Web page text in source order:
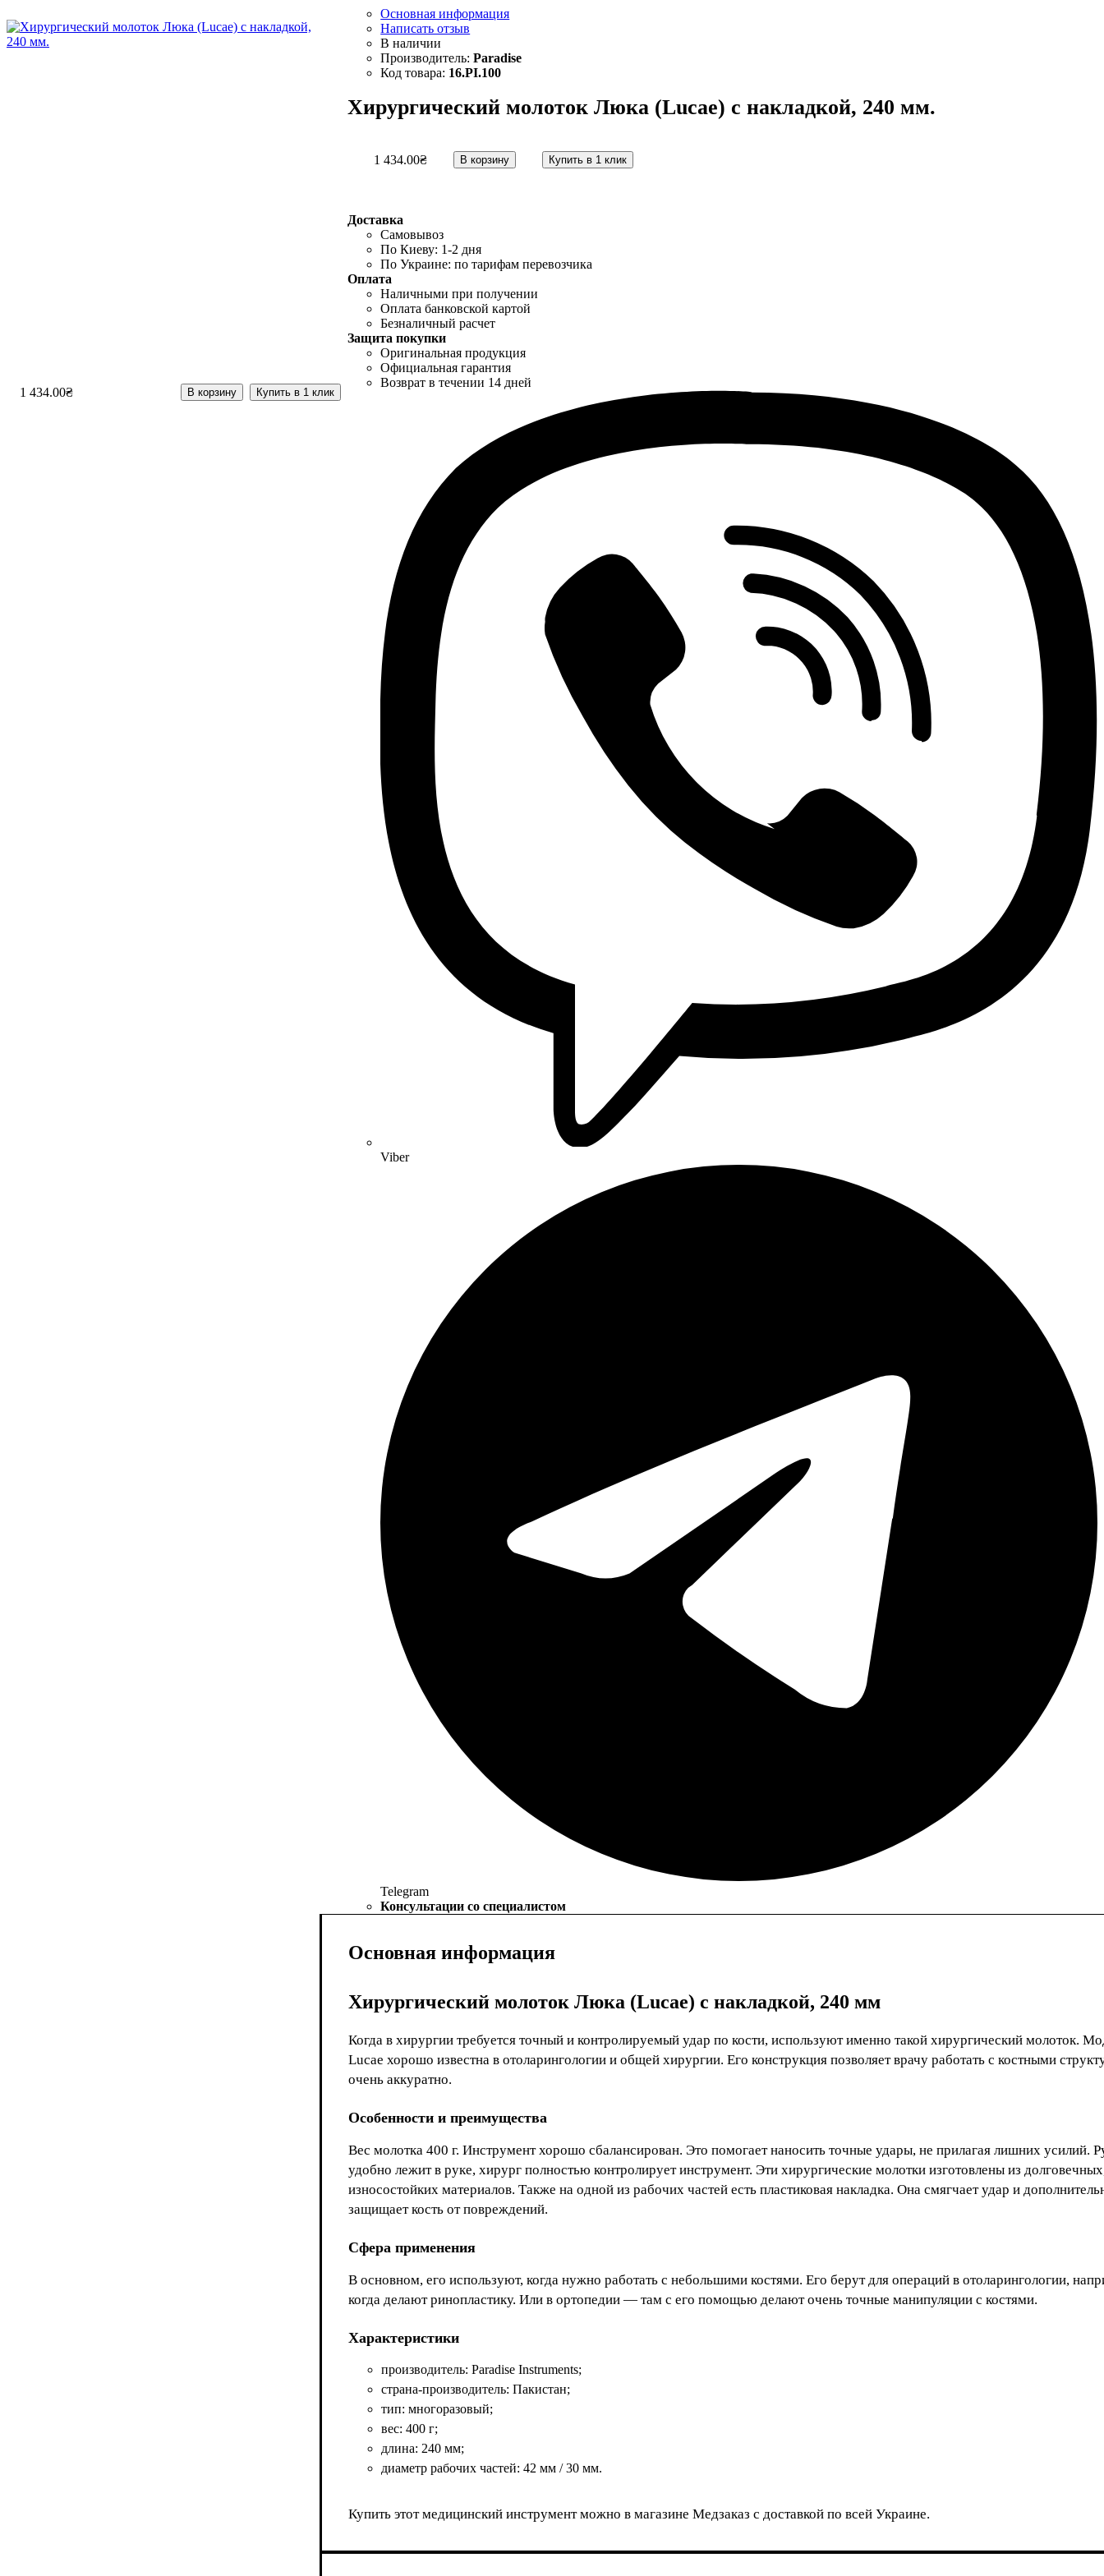
1 434.00₴ В корзину Купить в 1 клик
Основная информация
Написать отзыв
Paradise
16.PI.100
Хирургический молоток Люка (Lucae) с накладкой, 240 мм.
1 434.00₴ В корзину Купить в 1 клик
Доставка
Самовывоз
По Киеву: 1-2 дня
По Украине: по тарифам перевозчика
Оплата
Наличными при получении
Оплата банковской картой
Безналичный расчет
Защита покупки
Оригинальная продукция
Официальная гарантия
Возврат в течении 14 дней
Viber
Telegram
Консультации со специалистом
Основная информация
Хирургический молоток Люка (Lucae) с накладкой, 240 мм
Когда в хирургии требуется точный и контролируемый удар по кости, используют именно такой хирургический молоток.
Lucae хорошо известна в отоларингологии и общей хирургии. Его конструкция позволяет врачу работать с костными
очень аккуратно.
Особенности и преимущества
Вес молотка 400 г. Инструмент хорошо сбалансирован. Это помогает наносить точные удары, не прилагая лишних усилий.
удобно лежит в руке, хирург полностью контролирует инструмент. Эти хирургические молотки изготовлены из
износостойких материалов. Также на одной из рабочих частей есть пластиковая накладка. Она смягчает удар и
защищает кость от повреждений.
Сфера применения
В основном, его используют, когда нужно работать с небольшими костями. Его берут для операций в отоларингологии,
когда делают ринопластику. Или в ортопедии — там с его помощью делают очень точные манипуляции с костями.
Характеристики
производитель: Paradise Instruments;
страна-производитель: Пакистан;
тип: многоразовый;
вес: 400 г;
длина: 240 мм;
диаметр рабочих частей: 42 мм / 30 мм.
Купить этот медицинский инструмент можно в магазине Медзаказ с доставкой по всей Украине.